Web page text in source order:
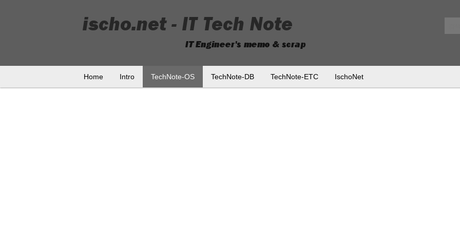
Home Intro TechNote-OS TechNote-DB TechNote-ETC IschoNet